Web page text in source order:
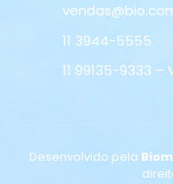
11 3944-5555
11 99135-9333 –
Desenvolvido pela